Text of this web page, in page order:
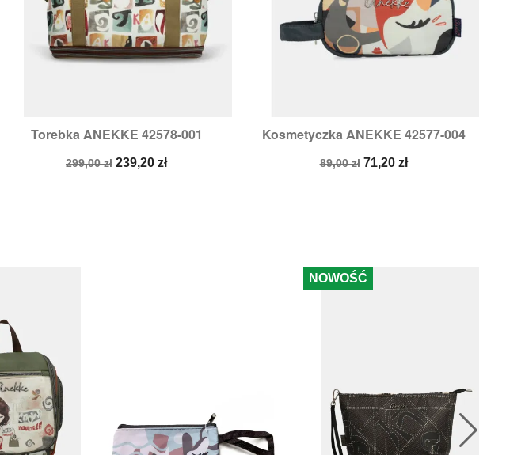
Torebka ANEKKE 42578-001
Cena
299,00 zł Cena
239,20 zł
 Szybki podgląd Kosmetyczka ANEKKE 42577-004
Cena
89,00 zł Cena
71,20 zł
Szybki podgląd
NOWOŚĆ